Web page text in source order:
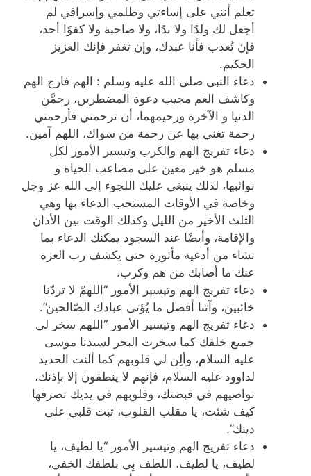
تعلم أنني على إساءتي وظلمي وإسرافي لم
أجعل لك ولدًا ولا ندًا، ولا صاحبة ولا كفوًا أحد،
فإن تُعذب فأنا عبدك، وإن تغفر فإنك العزيز
الحكيم.
دعاء النبى صلى الله عليه وسلم : الهم فارج الهم
وكاشف الغم مجيب دعوة المضطرين، رحمَّن
الدنيا و الآخرة ورحيمهما، أن ترحمني فأرحمني
رحمة تغني بها عن رحمة من سواك، اللهم آمين.
دعاء تفريج الهم والكرب وتيسير الأمور لكل
مسلم هو خير معين على مصاعب الحياة و
نوائبها، لذلك ينبغي عليك اللجوء إلى الله عز وجل
وخاصة في الأوقات المستحب الدعاء بها وهي
الثلث الأخير من الليل وكذلك الوقت بين الأذان
والإقامة، وأيضًا عند السجود يمكنك الدعاء بما
تشاء من أدعية مأثورة حتى يكشف رب العزة
عنك ما أصابك من هم وكرب.
دعاء تفريج الهم وتيسير الأمور “اللهمّ لا تردّنا
خائبين، وآتنا أفضل ما يُؤتى عبادك الصّالحين”.
دعاء تفريج الهم وتيسير الأمور “اللهم سخر لي
جميع خلقك كما سخرت البحر لسيدنا موسى
عليه السلام، وألِن لي قلوبهم كما ألنت الحديد
لداوود عليه السلام، فإنهم لا ينطقون إلا بإذنك،
نواصيهم في قبضتك، وقلوبهم في يديك تصرفها
كيف شئت، يا مقلب القلوب، ثبت قلبي على
دينك”.
دعاء تفريج الهم وتيسير الأمور “يا لطيف، يا
لطيف، يا لطيف، اللطف بِي بلطفك الخفي،